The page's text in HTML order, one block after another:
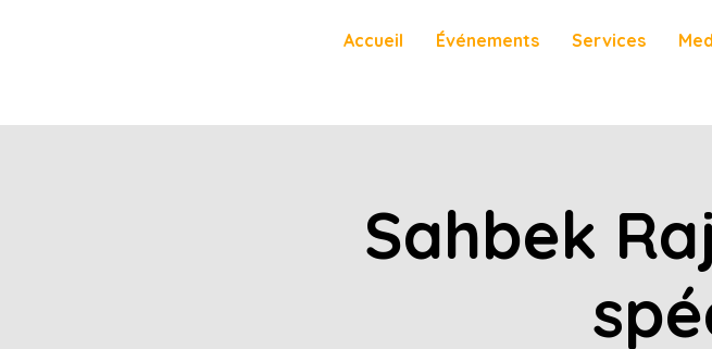
Accueil Événements Services
Sahbek